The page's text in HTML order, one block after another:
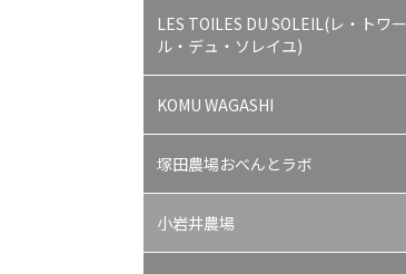
LES TOILES DU SOLEIL(レ・トワー
ル・デュ・ソレイユ)
KOMU WAGASHI
塚田農場おべんとラボ
小岩井農場